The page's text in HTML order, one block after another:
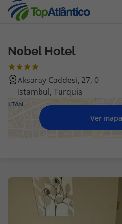
Destinos
Voos
Hotéis
Voos + Hotel
Disneyland ® Paris
Escapadinhas
Nobel Hotel
Aksaray Caddesi, 27, 0
Istambul, Turquia
Ver mapa